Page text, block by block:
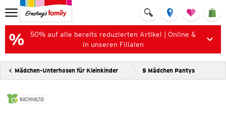
50% auf alle bereits reduzierten Artikel | Online &
in unseren Filialen
Mädchen-Unterhosen für Kleinkinder 5 Mädchen Pantys
NACHHALTIG